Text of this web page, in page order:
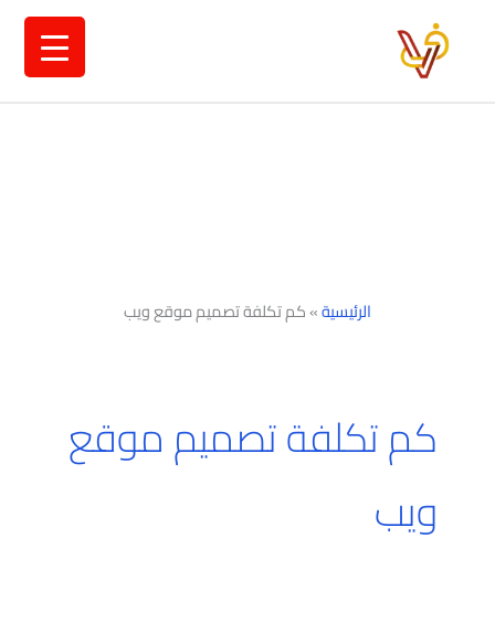
الرئيسية»كم تكلفة تصميم موقع ويب
كم تكلفة تصميم موقع
ويب